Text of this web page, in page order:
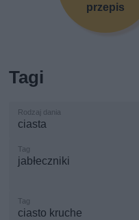
przepis
Tagi
ciasta
jabłeczniki
ciasto kruche